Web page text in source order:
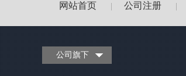
网站首页 公司注册
公司旗下